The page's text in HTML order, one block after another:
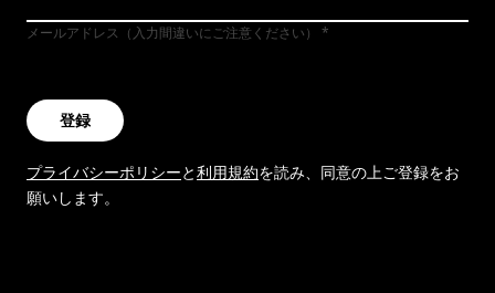
メールアドレス（入力間違いにご注意ください）
登録
プライバシーポリシーと利用規約を読み、同意の上ご登録をお
願いします。